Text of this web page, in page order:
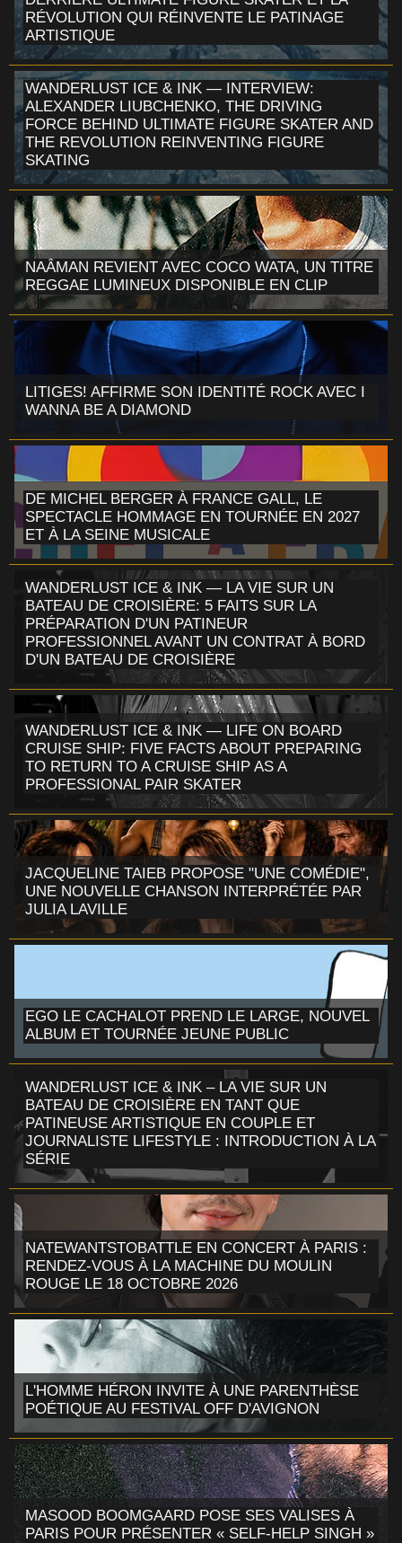
RÉVOLUTION QUI RÉINVENTE LE PATINAGE
ARTISTIQUE
WANDERLUST ICE & INK — INTERVIEW:
ALEXANDER LIUBCHENKO, THE DRIVING
FORCE BEHIND ULTIMATE FIGURE SKATER AND
THE REVOLUTION REINVENTING FIGURE
SKATING
NAÂMAN REVIENT AVEC COCO WATA, UN TITRE
REGGAE LUMINEUX DISPONIBLE EN CLIP
LITIGES! AFFIRME SON IDENTITÉ ROCK AVEC I
WANNA BE A DIAMOND
DE MICHEL BERGER À FRANCE GALL, LE
SPECTACLE HOMMAGE EN TOURNÉE EN 2027
ET À LA SEINE MUSICALE
WANDERLUST ICE & INK — LA VIE SUR UN
BATEAU DE CROISIÈRE: 5 FAITS SUR LA
PRÉPARATION D'UN PATINEUR
PROFESSIONNEL AVANT UN CONTRAT À BORD
D'UN BATEAU DE CROISIÈRE
WANDERLUST ICE & INK — LIFE ON BOARD
CRUISE SHIP: FIVE FACTS ABOUT PREPARING
TO RETURN TO A CRUISE SHIP AS A
PROFESSIONAL PAIR SKATER
JACQUELINE TAIEB PROPOSE "UNE COMÉDIE",
UNE NOUVELLE CHANSON INTERPRÉTÉE PAR
JULIA LAVILLE
EGO LE CACHALOT PREND LE LARGE, NOUVEL
ALBUM ET TOURNÉE JEUNE PUBLIC
WANDERLUST ICE & INK – LA VIE SUR UN
BATEAU DE CROISIÈRE EN TANT QUE
PATINEUSE ARTISTIQUE EN COUPLE ET
JOURNALISTE LIFESTYLE : INTRODUCTION À LA
SÉRIE
NATEWANTSTOBATTLE EN CONCERT À PARIS :
RENDEZ-VOUS À LA MACHINE DU MOULIN
ROUGE LE 18 OCTOBRE 2026
L'HOMME HÉRON INVITE À UNE PARENTHÈSE
POÉTIQUE AU FESTIVAL OFF D'AVIGNON
MASOOD BOOMGAARD POSE SES VALISES À
PARIS POUR PRÉSENTER « SELF-HELP SINGH »